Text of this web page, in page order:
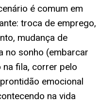
é comum em
troca de emprego,
mudança de
no sonho (embarcar
fila, correr pelo
emocional
na vida